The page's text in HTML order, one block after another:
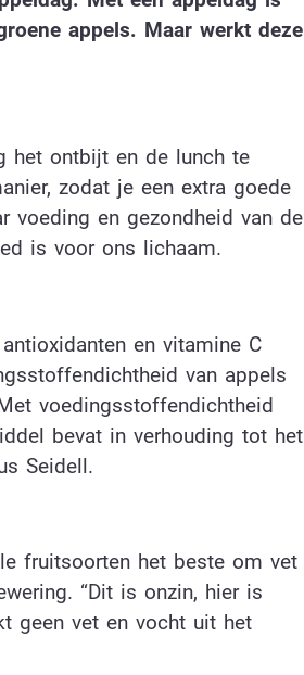
appels. Maar werkt deze
het ontbijt en de lunch te
zodat je een extra goede
voeding en gezondheid van de
is voor ons lichaam.
en vitamine C
van appels
voedingsstoffendichtheid
bevat in verhouding tot het
Seidell.
fruitsoorten het beste om vet
“Dit is onzin, hier is
geen vet en vocht uit het